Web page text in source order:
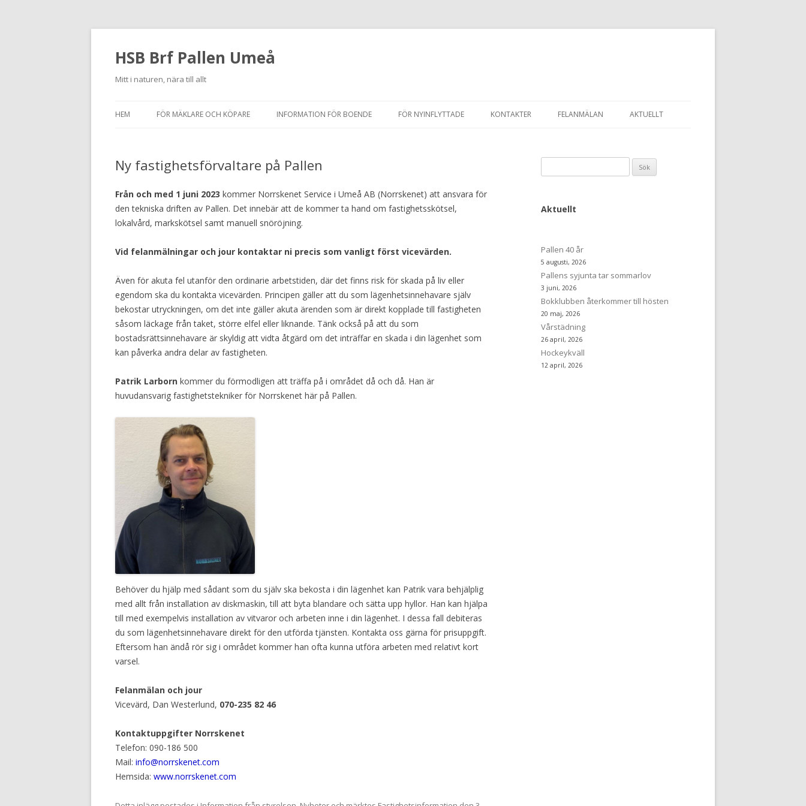
HSB Brf Pallen Umeå
Mitt i naturen, nära till allt
till
HEM FÖR MÄKLARE OCH KÖPARE INFORMATION FÖR BOENDE FÖR NYINFLYTTADE KONTAKTER FELANMÄLAN AKTUELLT
Ny fastighetsförvaltare på Pallen
Från och med 1 juni 2023 kommer Norrskenet Service i Umeå AB (Norrskenet) att ansvara för
den tekniska driften av Pallen. Det innebär att de kommer ta hand om fastighetsskötsel,
lokalvård, markskötsel samt manuell snöröjning.
Vid felanmälningar och jour kontaktar ni precis som vanligt först vicevärden.
Även för akuta fel utanför den ordinarie arbetstiden, där det finns risk för skada på liv eller
egendom ska du kontakta vicevärden. Principen gäller att du som lägenhetsinnehavare själv
bekostar utryckningen, om det inte gäller akuta ärenden som är direkt kopplade till fastigheten
såsom läckage från taket, större elfel eller liknande. Tänk också på att du som
bostadsrättsinnehavare är skyldig att vidta åtgärd om det inträffar en skada i din lägenhet som
kan påverka andra delar av fastigheten.
Patrik Larborn kommer du förmodligen att träffa på i området då och då. Han är
huvudansvarig fastighetstekniker för Norrskenet här på Pallen.
Behöver du hjälp med sådant som du själv ska bekosta i din lägenhet kan Patrik vara behjälplig
med allt från installation av diskmaskin, till att byta blandare och sätta upp hyllor. Han kan hjälpa
till med exempelvis installation av vitvaror och arbeten inne i din lägenhet. I dessa fall debiteras
du som lägenhetsinnehavare direkt för den utförda tjänsten. Kontakta oss gärna för prisuppgift.
Eftersom han ändå rör sig i området kommer han ofta kunna utföra arbeten med relativt kort
varsel.
Felanmälan och jour
Vicevärd, Dan Westerlund, 070-235 82 46
Kontaktuppgifter Norrskenet
Telefon: 090-186 500
Mail: info@norrskenet.com
Hemsida: www.norrskenet.com
efter:
Aktuellt
Pallen 40 år
5 augusti, 2026
Pallens syjunta tar sommarlov
3 juni, 2026
Bokklubben återkommer till hösten
20 maj, 2026
Vårstädning
26 april, 2026
Hockeykväll
12 april, 2026